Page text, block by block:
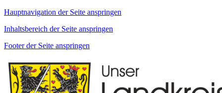
Hauptnavigation der Seite anspringen
Inhaltsbereich der Seite anspringen
Footer der Seite anspringen